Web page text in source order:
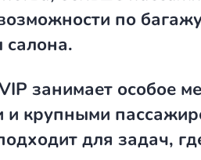
по
салона.
занимает особое
и крупными
для задач,